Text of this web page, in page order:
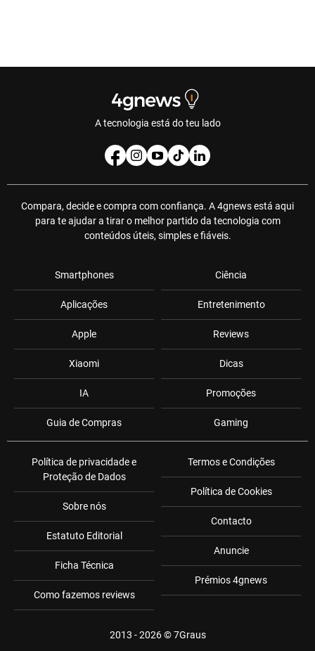
A tecnologia está do teu lado
Compara, decide e compra com confiança. A 4gnews está aqui
para te ajudar a tirar o melhor partido da tecnologia com
conteúdos úteis, simples e fiáveis.
Smartphones
Aplicações
Apple
Xiaomi
IA
Guia de Compras
Ciência
Entretenimento
Reviews
Dicas
Promoções
Gaming
Política de privacidade e
Proteção de Dados
Sobre nós
Estatuto Editorial
Ficha Técnica
Como fazemos reviews
Termos e Condições
Política de Cookies
Contacto
Anuncie
Prémios 4gnews
2013 - 2026 ©7Graus